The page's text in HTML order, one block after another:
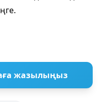
жазылыңыз